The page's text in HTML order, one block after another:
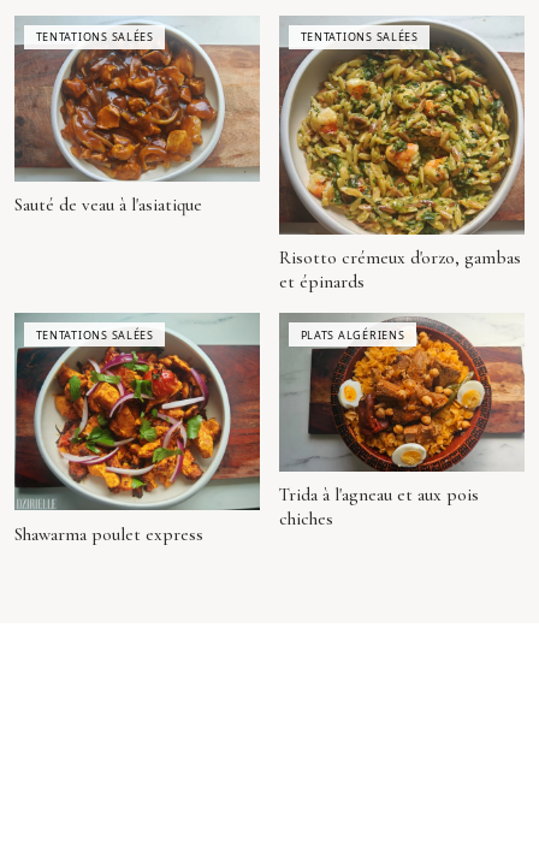
TENTATIONS SALÉES
Sauté de veau à l'asiatique
TENTATIONS SALÉES
Risotto crémeux d'orzo, gambas
et épinards
TENTATIONS SALÉES
Shawarma poulet express
PLATS ALGÉRIENS
Trida à l'agneau et aux pois
chiches